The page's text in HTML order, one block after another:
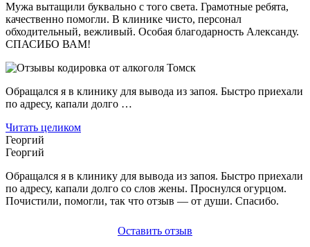
Мужа вытащили буквально с того света. Грамотные ребята,
качественно помогли. В клинике чисто, персонал
обходительный, вежливый. Особая благодарность Александу.
СПАСИБО ВАМ!
Обращался я в клинику для вывода из запоя. Быстро приехали
по адресу, капали долго …
Читать целиком
Георгий
Георгий
Обращался я в клинику для вывода из запоя. Быстро приехали
по адресу, капали долго со слов жены. Проснулся огурцом.
Почистили, помогли, так что отзыв — от души. Спасибо.
Оставить отзыв